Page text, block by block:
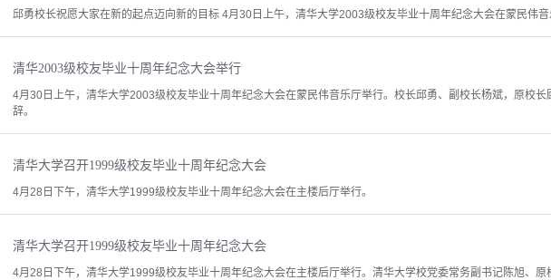
邱勇校长祝愿大家在新的起点迈向新的目标 4月30日上午，清华大学2003级校友毕业十周年纪念大会在蒙民伟
清华2003级校友毕业十周年纪念大会举行
4月30日上午，清华大学2003级校友毕业十周年纪念大会在蒙民伟音乐厅举行。校长邱勇、副校长杨斌，原校
辞。
清华大学召开1999级校友毕业十周年纪念大会
4月28日下午，清华大学1999级校友毕业十周年纪念大会在主楼后厅举行。
清华大学召开1999级校友毕业十周年纪念大会
4月28日下午，清华大学1999级校友毕业十周年纪念大会在主楼后厅举行。清华大学校党委常务副书记陈旭、